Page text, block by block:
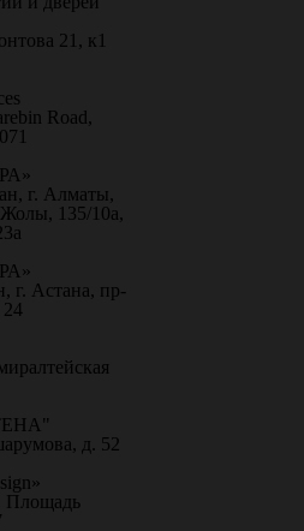
21, к1
Road,
г. Алматы,
135/10а,
г. Астана, пр-
д. 52
Площадь